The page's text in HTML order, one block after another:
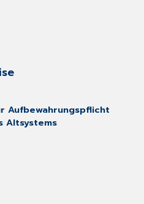
Aufbewahrungspflicht
Altsystems